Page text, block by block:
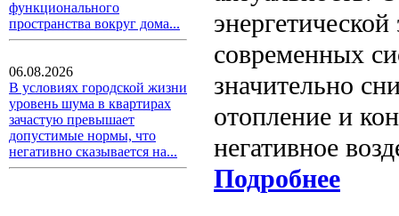
функционального
пространства вокруг дома...
06.08.2026
В условиях городской жизни
уровень шума в квартирах
зачастую превышает
допустимые нормы, что
негативно сказывается на...
современных
значительно
отопление и
негативное
Подробнее